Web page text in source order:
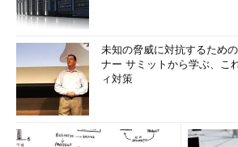
未知の脅威に対抗するため
ナー サミットから学ぶ、こ
ィ対策